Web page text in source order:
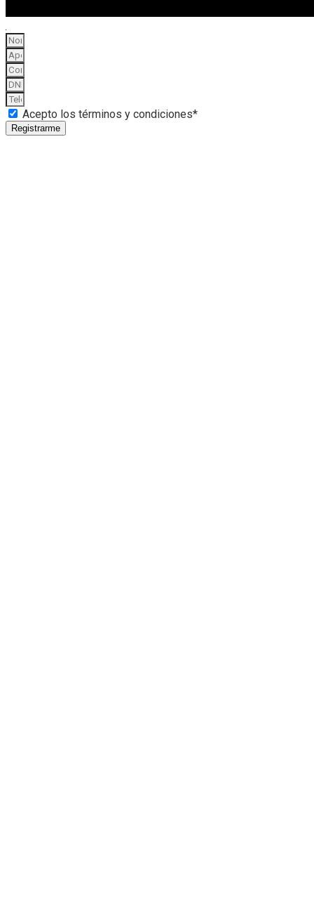
Acepto los términos y condiciones*
Registrarme